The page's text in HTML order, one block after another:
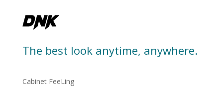
The best look anytime, anywhere.
Cabinet FeeLing